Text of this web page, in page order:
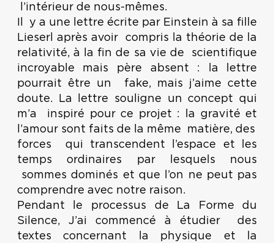
l’intérieur de nous-mêmes.
Il y a une lettre écrite par Einstein à sa fille
Lieserl après avoir compris la théorie de la
relativité, à la fin de sa vie de scientifique
incroyable mais père absent : la lettre
pourrait être un fake, mais j’aime cette
doute. La lettre souligne un concept qui
m’a inspiré pour ce projet : la gravité et
l’amour sont faits de la même matière, des
forces qui transcendent l’espace et les
temps ordinaires par lesquels nous
sommes dominés et que l’on ne peut pas
comprendre avec notre raison.
Pendant le processus de La Forme du
Silence, J’ai commencé à étudier des
textes concernant la physique et la